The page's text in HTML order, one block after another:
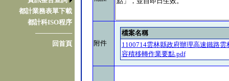
都計業務表單下載
都計科ISO程序
────────
回首頁
附件
檔案名稱
1100714雲林縣政府辦理高速鐵路
容積移轉作業要點.pdf